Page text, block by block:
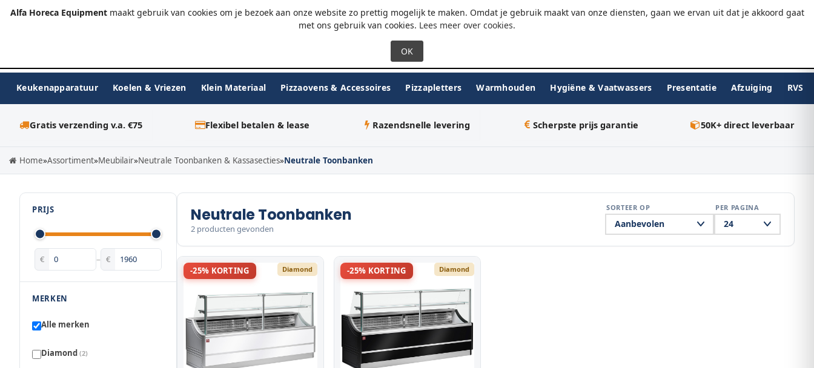
Alfa Horeca Equipmentmaakt gebruik van cookies om je bezoek aan onze website zo prettig mogelijk te maken. Omdat je gebruik maakt van onze diensten, gaan we ervan uit dat je akkoord gaat
met ons gebruik van cookies. Lees meer over cookies.
+31 (0)23-576 9984 info@alfahoreca.nl Ma-Vr 09:00 - 18:00 WhatsApp ★★★★★9.7/10WebwinkelKeur Gratis verzending v.a. €75
Keukenapparatuur Koelen & Vriezen Klein Materiaal Pizzaovens & Accessoires Pizzapletters Warmhouden Hygiëne & Vaatwassers Presentatie Afzuiging RVS
Gratis verzending v.a. €75 Flexibel betalen & lease Razendsnelle levering Scherpste prijs garantie 50K+ direct leverbaar
Home»Assortiment»Meubilair»Neutrale Toonbanken & Kassasecties»Neutrale Toonbanken
PRIJS
€ – €
MERKEN
Alle merken
Diamond (2)
Neutrale Toonbanken
2 producten gevonden
SORTEER OP PER PAGINA
-25% KORTING Diamond -25% KORTING Diamond